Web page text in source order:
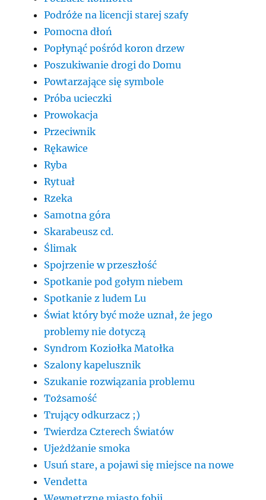
Podróże na licencji starej szafy
Pomocna dłoń
Popłynąć pośród koron drzew
Poszukiwanie drogi do Domu
Powtarzające się symbole
Próba ucieczki
Prowokacja
Przeciwnik
Rękawice
Ryba
Rytuał
Rzeka
Samotna góra
Skarabeusz cd.
Ślimak
Spojrzenie w przeszłość
Spotkanie pod gołym niebem
Spotkanie z ludem Lu
Świat który być może uznał, że jego
problemy nie dotyczą
Syndrom Koziołka Matołka
Szalony kapelusznik
Szukanie rozwiązania problemu
Tożsamość
Trujący odkurzacz ;)
Twierdza Czterech Światów
Ujeżdżanie smoka
Usuń stare, a pojawi się miejsce na nowe
Vendetta